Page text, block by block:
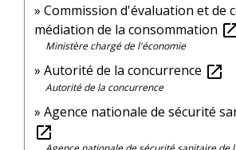
Commission d'évaluation et de
médiation de la consommation
Ministère chargé de l'économie
Autorité de la concurrence open_in_new
Autorité de la concurrence
Agence nationale de sécurité
open_in_new